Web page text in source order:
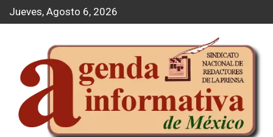
Jueves, Agosto 6, 2026